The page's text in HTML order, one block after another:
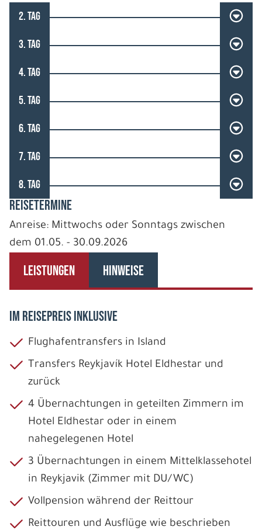
2. TAG
3. TAG
4. TAG
5. TAG
6. TAG
7. TAG
8. TAG
REISETERMINE
Anreise: Mittwochs oder Sonntags zwischen
dem 01.05. - 30.09.2026
LEISTUNGEN HINWEISE
IM REISEPREIS INKLUSIVE
Flughafentransfers in Island
Transfers Reykjavík Hotel Eldhestar und
zurück
4 Übernachtungen in geteilten Zimmern im
Hotel Eldhestar oder in einem
nahegelegenen Hotel
3 Übernachtungen in einem Mittelklassehotel
in Reykjavik (Zimmer mit DU/WC)
Vollpension während der Reittour
Reittouren und Ausflüge wie beschrieben